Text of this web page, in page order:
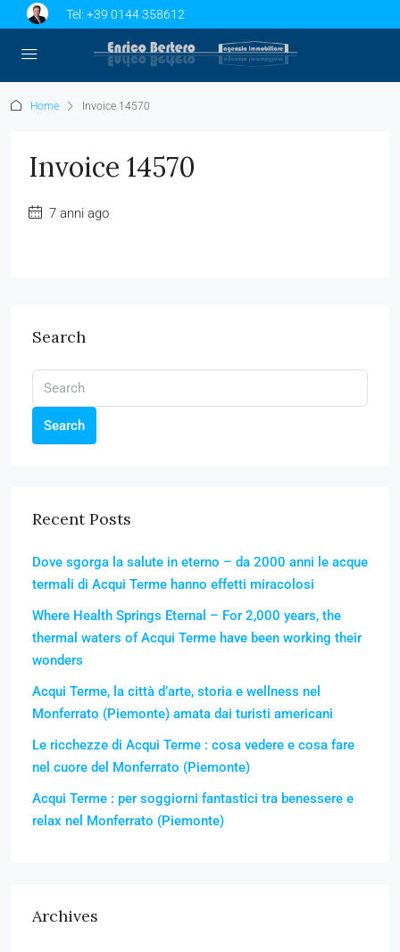
Tel: +39 0144 358612
Home Invoice 14570
Invoice 14570
7 anni ago
Search
Search
Recent Posts
Dove sgorga la salute in eterno – da 2000 anni le acque
termali di Acqui Terme hanno effetti miracolosi
Where Health Springs Eternal – For 2,000 years, the
thermal waters of Acqui Terme have been working their
wonders
Acqui Terme, la città d’arte, storia e wellness nel
Monferrato (Piemonte) amata dai turisti americani
Le ricchezze di Acqui Terme : cosa vedere e cosa fare
nel cuore del Monferrato (Piemonte)
Acqui Terme : per soggiorni fantastici tra benessere e
relax nel Monferrato (Piemonte)
Archives